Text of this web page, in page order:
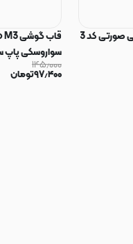
صورتی کد 3
سواروسکی پاپ
۱۴۵٫۰۰۰
۹۷٫۴۰۰تومان